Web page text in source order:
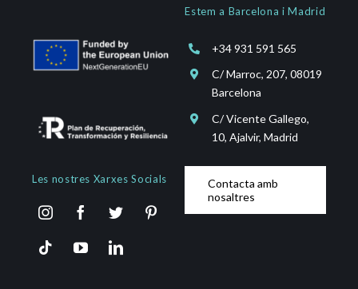
Les nostres Xarxes Socials
Estem a Barcelona i Madrid
+34 931 591 565
C/ Marroc, 207, 08019
Barcelona
C/ Vicente Gallego,
10, Ajalvir, Madrid
Contacta amb
nosaltres